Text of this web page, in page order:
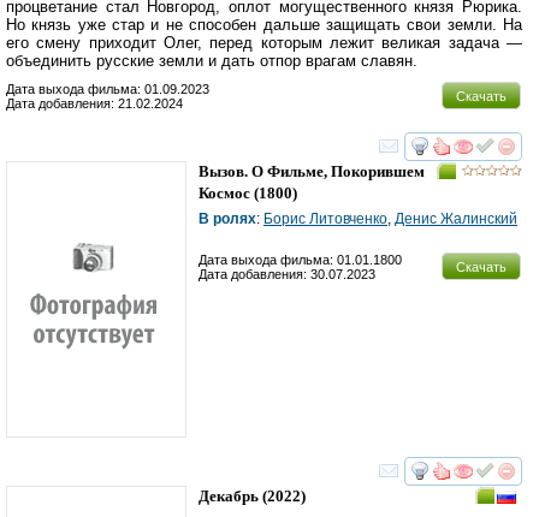
процветание стал Новгород, оплот могущественного князя Рюрика.
Но князь уже стар и не способен дальше защищать свои земли. На
его смену приходит Олег, перед которым лежит великая задача —
объединить русские земли и дать отпор врагам славян.
Скачать
Дата выхода фильма: 01.09.2023
Дата добавления: 21.02.2024
смотреть
Вызов. О Фильме, Покорившем
Космос (1800)
В ролях: Борис Литовченко, Денис Жалинский
Скачать
Дата выхода фильма: 01.01.1800
Дата добавления: 30.07.2023
смотреть
Декабрь (2022)